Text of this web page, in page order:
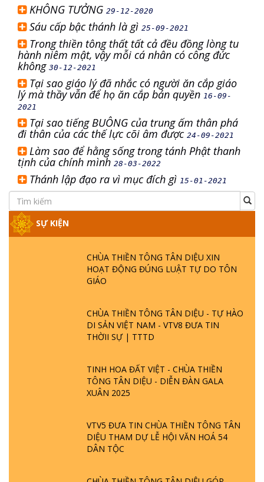
KHÔNG TƯỞNG 29-12-2020
Sáu cấp bậc thánh là gì 25-09-2021
Trong thiền tông thất tất cả đều đồng lòng tu
hành niêm mật, vậy mỗi cá nhân có công đức
không 30-12-2021
Tại sao giáo lý đã nhắc có người ăn cắp giáo
lý mà thầy vẫn để họ ăn cắp bản quyền 16-09-
2021
Tại sao tiếng BUÔNG của trung ấm thân phá
đi thân của các thế lực cõi âm được 24-09-2021
Làm sao để hằng sống trong tánh Phật thanh
tịnh của chính mình 28-03-2022
Thánh lập đạo ra vì mục đích gì 15-01-2021
SỰ KIỆN
CHÙA THIỀN TÔNG TÂN DIỆU XIN
HOẠT ĐỘNG ĐÚNG LUẬT TỰ DO TÔN
GIÁO
CHÙA THIỀN TÔNG TÂN DIỆU - TỰ HÀO
DI SẢN VIỆT NAM - VTV8 ĐƯA TIN
THỜII SỰ | TTTD
TINH HOA ĐẤT VIỆT - CHÙA THIỀN
TÔNG TÂN DIỆU - DIỄN ĐÀN GALA
XUÂN 2025
VTV5 ĐƯA TIN CHÙA THIỀN TÔNG TÂN
DIỆU THAM DỰ LỄ HỘI VĂN HOÁ 54
DÂN TỘC